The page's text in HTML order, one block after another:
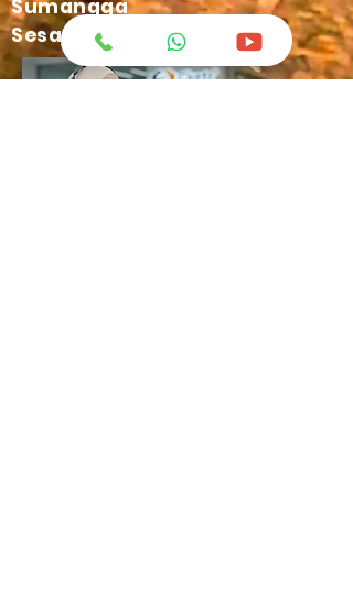
Sumangga
Sesambungan